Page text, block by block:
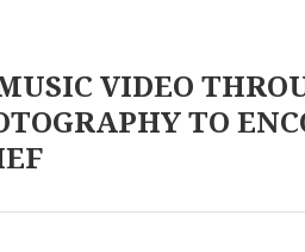
VIDEO
TO